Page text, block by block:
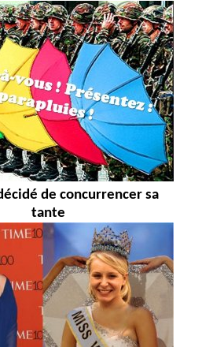
de concurrencer sa
tante